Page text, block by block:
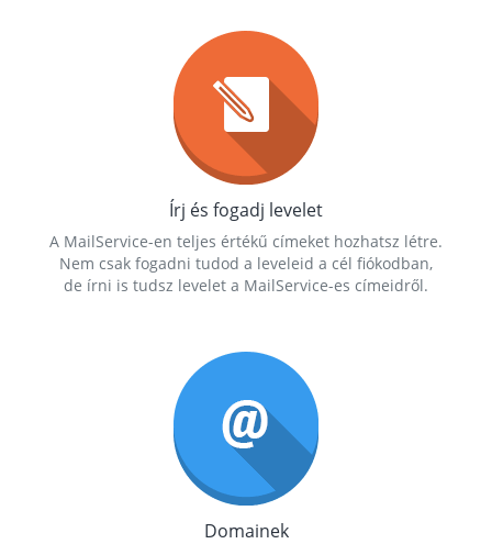
Írj és fogadj levelet
A MailService-en teljes értékű címeket hozhatsz létre.
Nem csak fogadni tudod a leveleid a cél fiókodban,
de írni is tudsz levelet a MailService-es címeidről.
Domainek